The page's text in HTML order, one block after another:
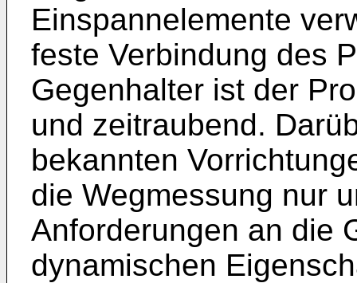
Einspannelemente
feste Verbindung des
Gegenhalter ist der
und zeitraubend.
bekannten
die Wegmessung nur
Anforderungen an die
dynamischen